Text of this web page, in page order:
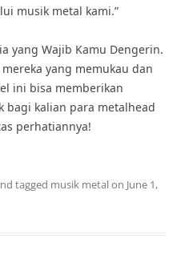
musik metal kami.”
yang Wajib Kamu Dengerin.
yang memukau dan
ini bisa memberikan
bagi kalian para metalhead
perhatiannya!
tagged musik metalon June 1,